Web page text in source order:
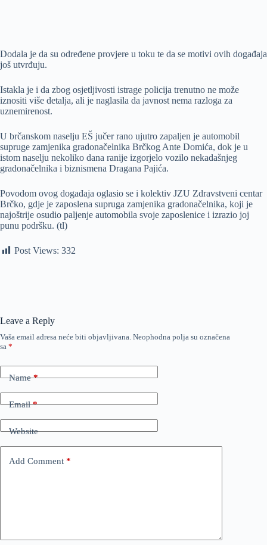
Dodala je da su određene provjere u toku te da se motivi ovih događaja
još utvrđuju.
Istakla je i da zbog osjetljivosti istrage policija trenutno ne može
iznositi više detalja, ali je naglasila da javnost nema razloga za
uznemirenost.
U brčanskom naselju EŠ jučer rano ujutro zapaljen je automobil
supruge zamjenika gradonačelnika Brčkog Ante Domića, dok je u
istom naselju nekoliko dana ranije izgorjelo vozilo nekadašnjeg
gradonačelnika i biznismena Dragana Pajića.
Povodom ovog događaja oglasio se i kolektiv JZU Zdravstveni centar
Brčko, gdje je zaposlena supruga zamjenika gradonačelnika, koji je
najoštrije osudio paljenje automobila svoje zaposlenice i izrazio joj
punu podršku. (tl)
Post Views: 332
Leave a Reply
Vaša email adresa neće biti objavljivana. Neophodna polja su označena
sa *
Name*
Email*
Website
Add Comment *